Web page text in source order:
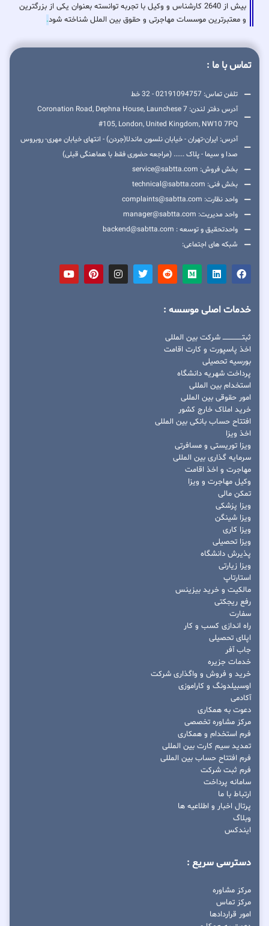
بیش از 2640 کارشناس و وکیل با تجربه توانسته بعنوان یکی از بزرگترین
و معتبرترین موسسات مهاجرتی و حقوق بین الملل شناخته شود.
تماس با ما :
تلفن تماس: 02191094757 - 32 خط
آدرس دفتر لندن: 7 Coronation Road, Dephna House, Launchese
#105, London, United Kingdom, NW10 7PQ
آدرس: ایران-تهران - خیابان نلسون ماندلا(جردن) - انتهای خیابان مهری- روبروس
صدا و سیما - پلاک ...... (مراجعه حضوری فقط با هماهنگی قبلی)
بخش فروش: service@sabtta.com
بخش فنی: technical@sabtta.com
واحد نظارت: complaints@sabtta.com
واحد مدیریت: manager@sabtta.com
واحدتحقیق و توسعه : backend@sabtta.com
شبکه های اجتماعی:
خدمات اصلی موسسه :
ثبتــــــــــــــــ شرکت بین المللی
اخذ پاسپورت و کارت اقامت
بورسیه تحصیلی
پرداخت شهریه دانشگاه
استخدام بین المللی
امور حقوقی بین المللی
خرید املاک خارج کشور
افتتاح حساب بانکی بین المللی
اخذ ویزا
ویزا توریستی و مسافرتی
سرمایه گذاری بین المللی
مهاجرت و اخذ اقامت
وکیل مهاجرت و ویزا
تمکن مالی
ویزا پزشکی
ویزا شینگن
ویزا کاری
ویزا تحصیلی
پذیرش دانشگاه
ویزا زیارتی
استارتاپ
مالکیت و خرید بیزینس
رفع ریجکتی
سفارت
راه اندازی کسب و کار
اپلای تحصیلی
جاب آفر
خدمات جزیره
خرید و فروش و واگذاری شرکت
اوسبیلدونگ و کاراموزی
آکادمی
دعوت به همکاری
مرکز مشاوره تخصصی
فرم استخدام و همکاری
تمدید سیم کارت بین المللی
فرم افتتاح حساب بین المللی
فرم ثبت شرکت
سامانه پرداخت
ارتباط با ما
پرتال اخبار و اطلاعیه ها
وبلاگ
ایندکس
دسترسی سریع :
مرکز مشاوره
مرکز تماس
امور قراردادها